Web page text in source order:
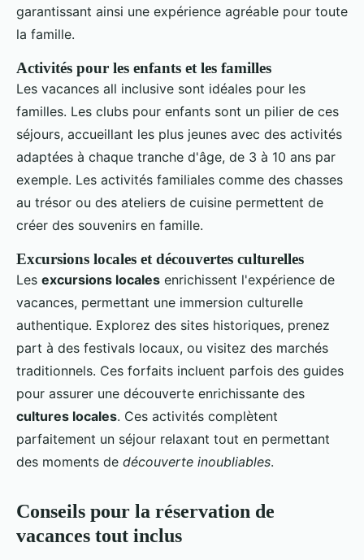
garantissant ainsi une expérience agréable pour toute
la famille.
Activités pour les enfants et les familles
Les vacances all inclusive sont idéales pour les
familles. Les clubs pour enfants sont un pilier de ces
séjours, accueillant les plus jeunes avec des activités
adaptées à chaque tranche d'âge, de 3 à 10 ans par
exemple. Les activités familiales comme des chasses
au trésor ou des ateliers de cuisine permettent de
créer des souvenirs en famille.
Excursions locales et découvertes culturelles
Les excursions locales enrichissent l'expérience de
vacances, permettant une immersion culturelle
authentique. Explorez des sites historiques, prenez
part à des festivals locaux, ou visitez des marchés
traditionnels. Ces forfaits incluent parfois des guides
pour assurer une découverte enrichissante des
cultures locales. Ces activités complètent
parfaitement un séjour relaxant tout en permettant
des moments de découverte inoubliables.
Conseils pour la réservation de
vacances tout inclus